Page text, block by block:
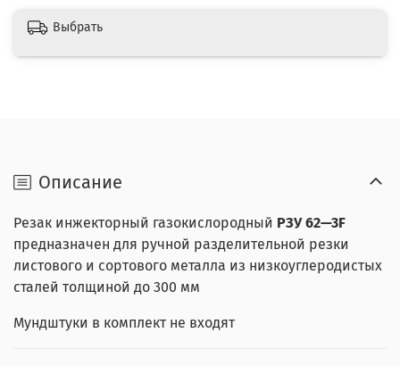
Выбрать
Описание
Резак инжекторный газокислородный PЗУ 62—3F
предназначен для ручной разделительной резки
листового и сортового металла из низкоуглеродистых
сталей толщиной до 300 мм
Мундштуки в комплект не входят